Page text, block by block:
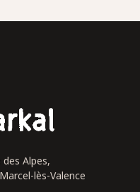
des Alpes,
lès-Valence